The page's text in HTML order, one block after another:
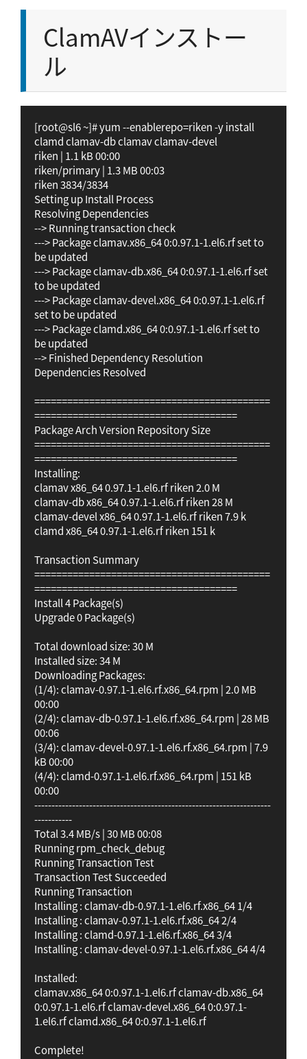
ClamAVインストー
ル
[root@sl6 ~]# yum --enablerepo=riken -y install
clamd clamav-db clamav clamav-devel
riken | 1.1 kB 00:00
riken/primary | 1.3 MB 00:03
riken 3834/3834
Setting up Install Process
Resolving Dependencies
--> Running transaction check
---> Package clamav.x86_64 0:0.97.1-1.el6.rf set to
be updated
---> Package clamav-db.x86_64 0:0.97.1-1.el6.rf set
to be updated
---> Package clamav-devel.x86_64 0:0.97.1-1.el6.rf
set to be updated
---> Package clamd.x86_64 0:0.97.1-1.el6.rf set to
be updated
--> Finished Dependency Resolution
Dependencies Resolved
===========================================
=====================================
Package Arch Version Repository Size
===========================================
=====================================
Installing:
clamav x86_64 0.97.1-1.el6.rf riken 2.0 M
clamav-db x86_64 0.97.1-1.el6.rf riken 28 M
clamav-devel x86_64 0.97.1-1.el6.rf riken 7.9 k
clamd x86_64 0.97.1-1.el6.rf riken 151 k
Transaction Summary
===========================================
=====================================
Install 4 Package(s)
Upgrade 0 Package(s)
Total download size: 30 M
Installed size: 34 M
Downloading Packages:
(1/4): clamav-0.97.1-1.el6.rf.x86_64.rpm | 2.0 MB
00:00
(2/4): clamav-db-0.97.1-1.el6.rf.x86_64.rpm | 28 MB
00:06
(3/4): clamav-devel-0.97.1-1.el6.rf.x86_64.rpm | 7.9
kB 00:00
(4/4): clamd-0.97.1-1.el6.rf.x86_64.rpm | 151 kB
00:00
---------------------------------------------------------------------
-----------
Total 3.4 MB/s | 30 MB 00:08
Running rpm_check_debug
Running Transaction Test
Transaction Test Succeeded
Running Transaction
Installing : clamav-db-0.97.1-1.el6.rf.x86_64 1/4
Installing : clamav-0.97.1-1.el6.rf.x86_64 2/4
Installing : clamd-0.97.1-1.el6.rf.x86_64 3/4
Installing : clamav-devel-0.97.1-1.el6.rf.x86_64 4/4
Installed:
clamav.x86_64 0:0.97.1-1.el6.rf clamav-db.x86_64
0:0.97.1-1.el6.rf clamav-devel.x86_64 0:0.97.1-
1.el6.rf clamd.x86_64 0:0.97.1-1.el6.rf
Complete!